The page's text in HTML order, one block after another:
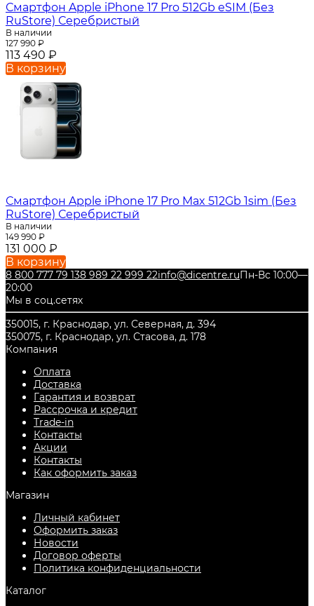
Смартфон Apple iPhone 17 Pro 512Gb eSIM (Без
RuStore) Серебристый
В наличии
127 990 ₽
113 490 ₽
В корзину
Смартфон Apple iPhone 17 Pro Max 512Gb 1sim (Без
RuStore) Серебристый
В наличии
149 990 ₽
131 000 ₽
В корзину
8 800 777 79 138 989 22 999 22info@dicentre.ruПн-Вс 10:00—
20:00
Мы в соц.сетях
350015, г. Краснодар, ул. Северная, д. 394
350075, г. Краснодар, ул. Стасова, д. 178
Компания
Оплата
Доставка
Гарантия и возврат
Рассрочка и кредит
Trade-in
Контакты
Акции
Контакты
Как оформить заказ
Магазин
Личный кабинет
Оформить заказ
Новости
Договор оферты
Политика конфиденциальности
Каталог